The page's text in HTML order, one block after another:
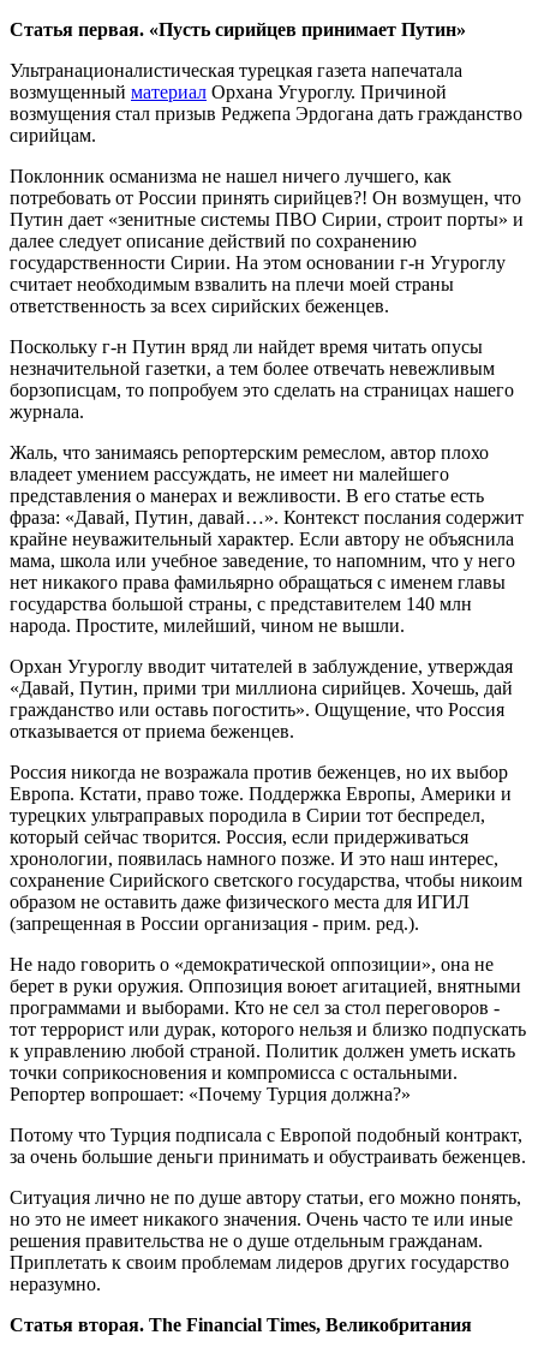
Статья первая. «Пусть сирийцев принимает Путин»
Ультранационалистическая турецкая газета напечатала
возмущенный материал Орхана Угуроглу. Причиной
возмущения стал призыв Реджепа Эрдогана дать гражданство
сирийцам.
Поклонник османизма не нашел ничего лучшего, как
потребовать от России принять сирийцев?! Он возмущен, что
Путин дает «зенитные системы ПВО Сирии, строит порты» и
далее следует описание действий по сохранению
государственности Сирии. На этом основании г-н Угуроглу
считает необходимым взвалить на плечи моей страны
ответственность за всех сирийских беженцев.
Поскольку г-н Путин вряд ли найдет время читать опусы
незначительной газетки, а тем более отвечать невежливым
борзописцам, то попробуем это сделать на страницах нашего
журнала.
Жаль, что занимаясь репортерским ремеслом, автор плохо
владеет умением рассуждать, не имеет ни малейшего
представления о манерах и вежливости. В его статье есть
фраза: «Давай, Путин, давай…». Контекст послания содержит
крайне неуважительный характер. Если автору не объяснила
мама, школа или учебное заведение, то напомним, что у него
нет никакого права фамильярно обращаться с именем главы
государства большой страны, с представителем 140 млн
народа. Простите, милейший, чином не вышли.
Орхан Угуроглу вводит читателей в заблуждение, утверждая
«Давай, Путин, прими три миллиона сирийцев. Хочешь, дай
гражданство или оставь погостить». Ощущение, что Россия
отказывается от приема беженцев.
Россия никогда не возражала против беженцев, но их выбор
Европа. Кстати, право тоже. Поддержка Европы, Америки и
турецких ультраправых породила в Сирии тот беспредел,
который сейчас творится. Россия, если придерживаться
хронологии, появилась намного позже. И это наш интерес,
сохранение Сирийского светского государства, чтобы никоим
образом не оставить даже физического места для ИГИЛ
(запрещенная в России организация - прим. ред.).
Не надо говорить о «демократической оппозиции», она не
берет в руки оружия. Оппозиция воюет агитацией, внятными
программами и выборами. Кто не сел за стол переговоров -
тот террорист или дурак, которого нельзя и близко подпускать
к управлению любой страной. Политик должен уметь искать
точки соприкосновения и компромисса с остальными.
Репортер вопрошает: «Почему Турция должна?»
Потому что Турция подписала с Европой подобный контракт,
за очень большие деньги принимать и обустраивать беженцев.
Ситуация лично не по душе автору статьи, его можно понять,
но это не имеет никакого значения. Очень часто те или иные
решения правительства не о душе отдельным гражданам.
Приплетать к своим проблемам лидеров других государство
неразумно.
Статья вторая. The Financial Times, Великобритания